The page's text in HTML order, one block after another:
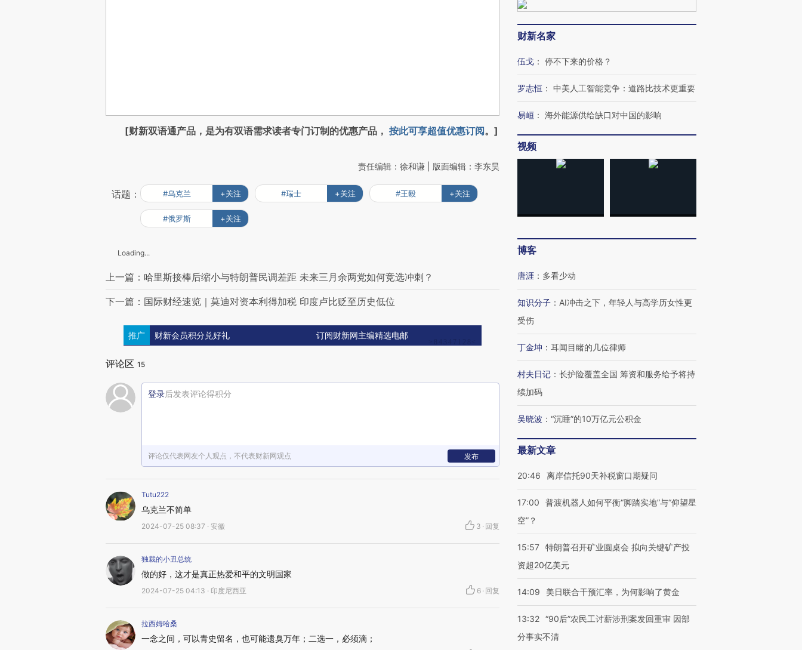
[财新双语通产品，是为有双语需求读者专门订制的优惠产品， 按此可享超值优惠订阅。]
责任编辑：徐和谦 | 版面编辑：李东昊
话题： #乌克兰 +关注 #瑞士 +关注 #王毅 +关注
#俄罗斯 +关注
Loading...
上一篇：哈里斯接棒后缩小与特朗普民调差距 未来三月余两党如何竞选冲刺？
下一篇：国际财经速览｜莫迪对资本利得加税 印度卢比贬至历史低位
推广 财新会员积分兑好礼 订阅财新网主编精选电邮
评论区 15
登录后发表评论得积分
评论仅代表网友个人观点，不代表财新网观点 发布
Tutu222
乌克兰不简单
2024-07-25 08:37 · 安徽 3 · 回复
独裁的小丑总统
做的好，这才是真正热爱和平的文明国家
2024-07-25 04:13 · 印度尼西亚 6 · 回复
拉西姆哈桑
一念之间，可以青史留名，也可能遗臭万年；二选一，必须滴；
财新名家
伍戈 ： 停不下来的价格？
罗志恒 ： 中美人工智能竞争：道路比技术更重要
易峘 ： 海外能源供给缺口对中国的影响
视频
博客
唐涯 ： 多看少动
知识分子 ： AI冲击之下，年轻人与高学历女性更
受伤
丁金坤 ： 耳闻目睹的几位律师
村夫日记 ： 长护险覆盖全国 筹资和服务给予将持
续加码
吴晓波 ： “沉睡”的10万亿元公积金
最新文章
20:46 离岸信托90天补税窗口期疑问
17:00
普渡机器人如何平衡“脚踏实地”与“仰望星
空”？
15:57 特朗普召开矿业圆桌会 拟向关键矿产投
资超20亿美元
14:09 美日联合干预汇率，为何影响了黄金
13:32 “90后”农民工讨薪涉刑案发回重审 因部
分事实不清